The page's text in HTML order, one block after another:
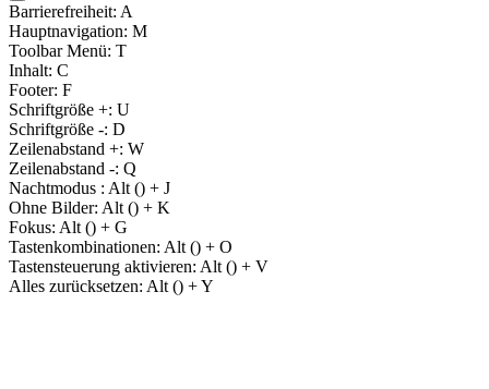
Barrierefreiheit: A
Hauptnavigation: M
Toolbar Menü: T
Inhalt: C
Footer: F
Schriftgröße +: U
Schriftgröße -: D
Zeilenabstand +: W
Zeilenabstand -: Q
Nachtmodus : Alt () + J
Ohne Bilder: Alt () + K
Fokus: Alt () + G
Tastenkombinationen: Alt () + O
Tastensteuerung aktivieren: Alt () + V
Alles zurücksetzen: Alt () + Y